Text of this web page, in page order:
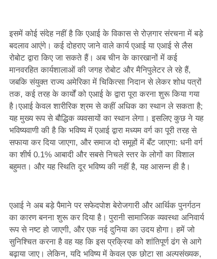
इसमें कोई संदेह नहीं है कि एआई के विकास से रोज़गार संरचना में बड़े
बदलाव आएंगे। कई दोहराए जाने वाले कार्य एआई या एआई से लैस
रोबोट द्वारा किए जा सकते हैं। अब चीन के कारखानों में कई
मानवरहित कार्यशालाओं की जगह रोबोट और मैनिपुलेटर ले रहे हैं,
जबकि संयुक्त राज्य अमेरिका में चिकित्सा निदान से लेकर शोध पत्रों
तक, कई तरह के कार्यों को एआई के द्वारा पूरा करना शुरू किया गया
है।एआई केवल शारीरिक श्रम से कहीं अधिक का स्थान ले सकता है;
यह मुख्य रूप से बौद्धिक व्यवसायों का स्थान लेगा। इसलिए कुछ ने यह
भविष्यवाणी की है कि भविष्य में एआई द्वारा मध्यम वर्ग का पूरी तरह से
सफाया कर दिया जाएगा, और समाज दो समूहों में बँट जाएगा: धनी वर्ग
का शीर्ष 0.1% आबादी और सबसे निचले स्तर के लोगों का विशाल
बहुमत। और यह स्थिति दूर भविष्य की नहीं है, यह आसन्न ही है।
एआई ने अब बड़े पैमाने पर सफेदपोश बेरोजगारी और आर्थिक पुनर्गठन
का कारण बनना शुरू कर दिया है। पुरानी सामाजिक व्यवस्था अनिवार्य
रूप से नष्ट हो जाएगी, और एक नई दुनिया का उदय होगा। हमें जो
सुनिश्चित करना है वह यह कि इस प्रक्रिया को शांतिपूर्ण ढंग से आगे
बढ़ाया जाए। लेकिन, यदि भविष्य में केवल एक छोटा सा अल्पसंख्यक,